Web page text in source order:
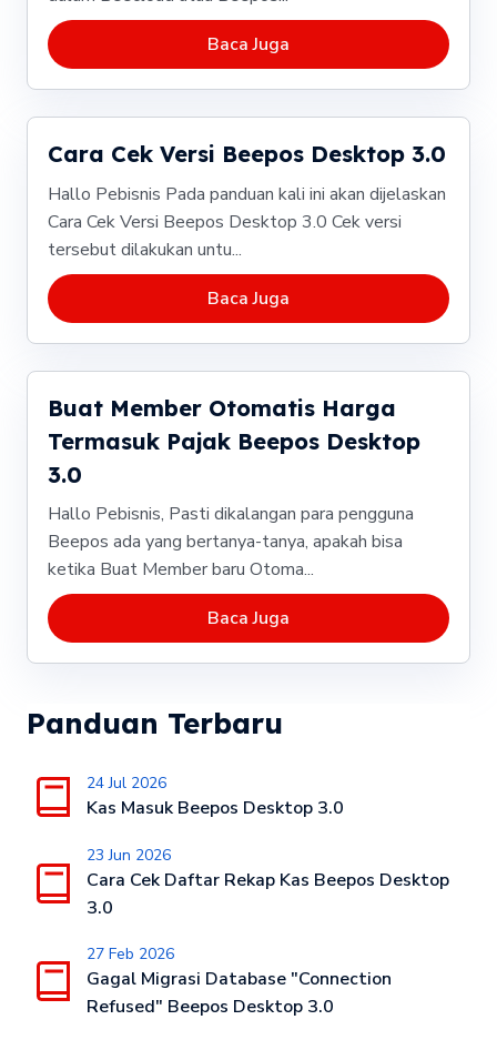
Baca Juga
Cara Cek Versi Beepos Desktop 3.0
Hallo Pebisnis Pada panduan kali ini akan dijelaskan
Cara Cek Versi Beepos Desktop 3.0 Cek versi
tersebut dilakukan untu...
Baca Juga
Buat Member Otomatis Harga
Termasuk Pajak Beepos Desktop
3.0
Hallo Pebisnis, Pasti dikalangan para pengguna
Beepos ada yang bertanya-tanya, apakah bisa
ketika Buat Member baru Otoma...
Baca Juga
Panduan Terbaru
24 Jul 2026
Kas Masuk Beepos Desktop 3.0
23 Jun 2026
Cara Cek Daftar Rekap Kas Beepos Desktop
3.0
27 Feb 2026
Gagal Migrasi Database "Connection
Refused" Beepos Desktop 3.0